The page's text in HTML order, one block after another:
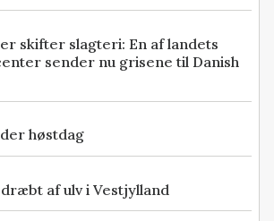
skifter slagteri: En af landets
sender nu grisene til Danish
høstdag
af ulv i Vestjylland